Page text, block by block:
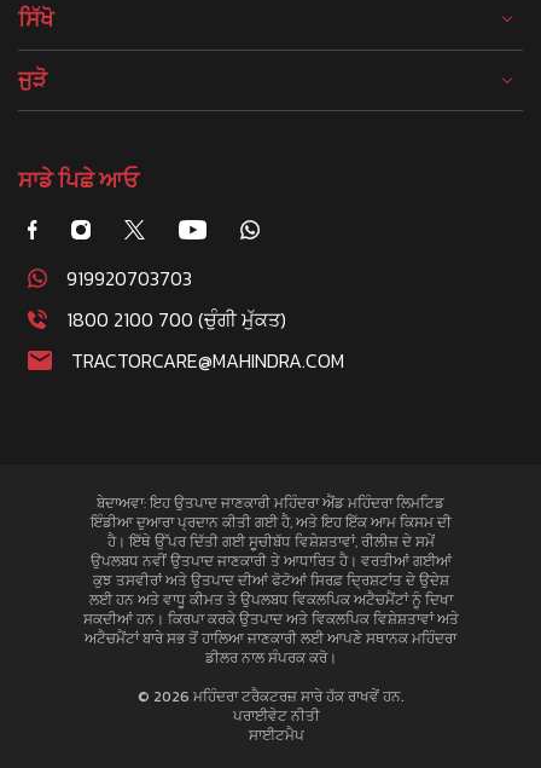
ਸਿੱਖੋ
ਜੁੜੋ
ਸਾਡੇ ਪਿਛੇ ਆਓ
919920703703
1800 2100 700 (ਚੁੰਗੀ ਮੁੱਕਤ)
TRACTORCARE@MAHINDRA.COM
ਬੇਦਾਅਵਾ: ਇਹ ਉਤਪਾਦ ਜਾਣਕਾਰੀ ਮਹਿੰਦਰਾ ਐਂਡ ਮਹਿੰਦਰਾ ਲਿਮਟਿਡ
ਇੰਡੀਆ ਦੁਆਰਾ ਪ੍ਰਦਾਨ ਕੀਤੀ ਗਈ ਹੈ, ਅਤੇ ਇਹ ਇੱਕ ਆਮ ਕਿਸਮ ਦੀ
ਹੈ। ਇੱਥੇ ਉੱਪਰ ਦਿੱਤੀ ਗਈ ਸੂਚੀਬੱਧ ਵਿਸ਼ੇਸ਼ਤਾਵਾਂ, ਰੀਲੀਜ਼ ਦੇ ਸਮੇਂ
ਉਪਲਬਧ ਨਵੀਂ ਉਤਪਾਦ ਜਾਣਕਾਰੀ ਤੇ ਆਧਾਰਿਤ ਹੈ। ਵਰਤੀਆਂ ਗਈਆਂ
ਕੁਝ ਤਸਵੀਰਾਂ ਅਤੇ ਉਤਪਾਦ ਦੀਆਂ ਫੋਟੋਆਂ ਸਿਰਫ਼ ਦ੍ਰਿਸ਼ਟਾਂਤ ਦੇ ਉਦੇਸ਼
ਲਈ ਹਨ ਅਤੇ ਵਾਧੂ ਕੀਮਤ ਤੇ ਉਪਲਬਧ ਵਿਕਲਪਿਕ ਅਟੈਚਮੈਂਟਾਂ ਨੂੰ ਦਿਖਾ
ਸਕਦੀਆਂ ਹਨ। ਕਿਰਪਾ ਕਰਕੇ ਉਤਪਾਦ ਅਤੇ ਵਿਕਲਪਿਕ ਵਿਸ਼ੇਸ਼ਤਾਵਾਂ ਅਤੇ
ਅਟੈਚਮੈਂਟਾਂ ਬਾਰੇ ਸਭ ਤੋਂ ਹਾਲਿਆ ਜਾਣਕਾਰੀ ਲਈ ਆਪਣੇ ਸਥਾਨਕ ਮਹਿੰਦਰਾ
ਡੀਲਰ ਨਾਲ ਸੰਪਰਕ ਕਰੋ।
© 2026 ਮਹਿੰਦਰਾ ਟਰੈਕਟਰਜ਼ ਸਾਰੇ ਹੱਕ ਰਾਖਵੇਂ ਹਨ.
ਪਰਾਈਵੇਟ ਨੀਤੀ
ਸਾਈਟਮੈਪ